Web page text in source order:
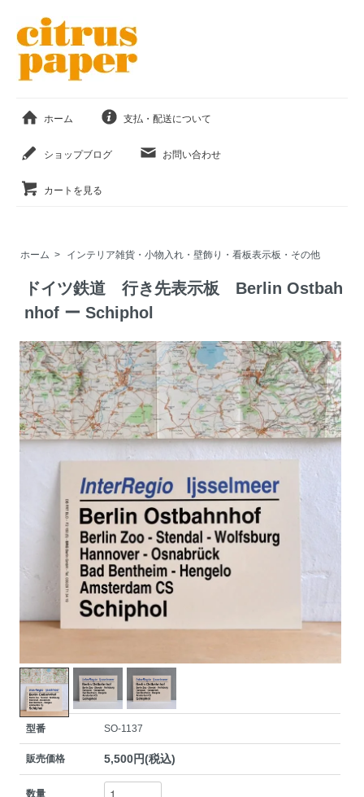
ホーム 支払・配送について
ショップブログ お問い合わせ
カートを見る
ホーム > インテリア雑貨・小物入れ・壁飾り・看板表示板・その他
ドイツ鉄道 行き先表示板 Berlin Ostbah
nhof ー Schiphol
型番 SO-1137
販売価格 5,500円(税込)
数量